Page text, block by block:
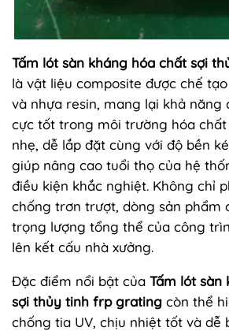
Tấm lót sàn kháng hóa chất sợi
là vật liệu composite được chế
và nhựa resin, mang lại khả năng
cực tốt trong môi trường hóa
nhẹ, dễ lắp đặt cùng với độ bền
giúp nâng cao tuổi thọ của hệ
điều kiện khắc nghiệt. Không chỉ
chống trơn trượt, dòng sản phẩm
trọng lượng tổng thể của công
lên kết cấu nhà xưởng.
Đặc điểm nổi bật của Tấm lót sàn
sợi thủy tinh frp grating còn thể
chống tia UV, chịu nhiệt tốt và dễ